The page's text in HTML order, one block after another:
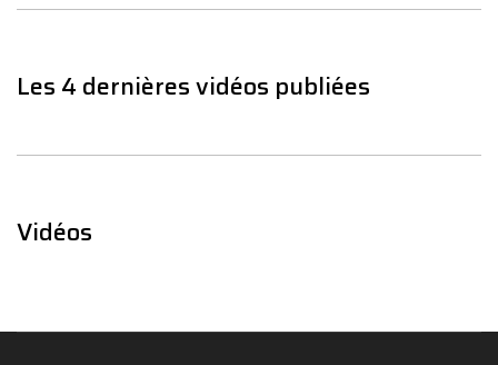
Les 4 dernières vidéos publiées
Vidéos